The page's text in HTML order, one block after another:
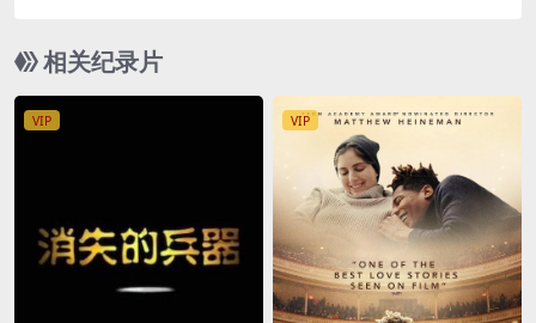
4K/2160P/MKV/9.51G
相关纪录片
VIP VIP